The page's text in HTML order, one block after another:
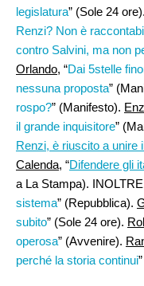
legislatura” (Sole 24 ore).
Renzi? Non è
contro Salvini, ma non
Orlando, “Dai 5stelle
nessuna proposta”
rospo?” (Manifesto).
il grande inquisitore”
Renzi, è riuscito a unire
Calenda, “Difendere gli
a La Stampa).
sistema” (Repubblica).
subito” (Sole 24 ore).
operosa” (Avvenire).
perché la storia continui